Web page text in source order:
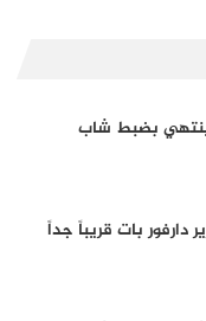
بضبط شاب
دارفور بات قريباً جداً